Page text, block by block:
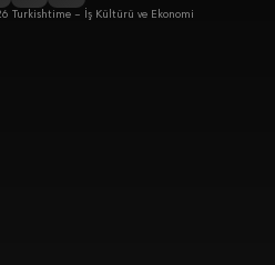
Turkishtime – İş Kültürü ve Ekonomi